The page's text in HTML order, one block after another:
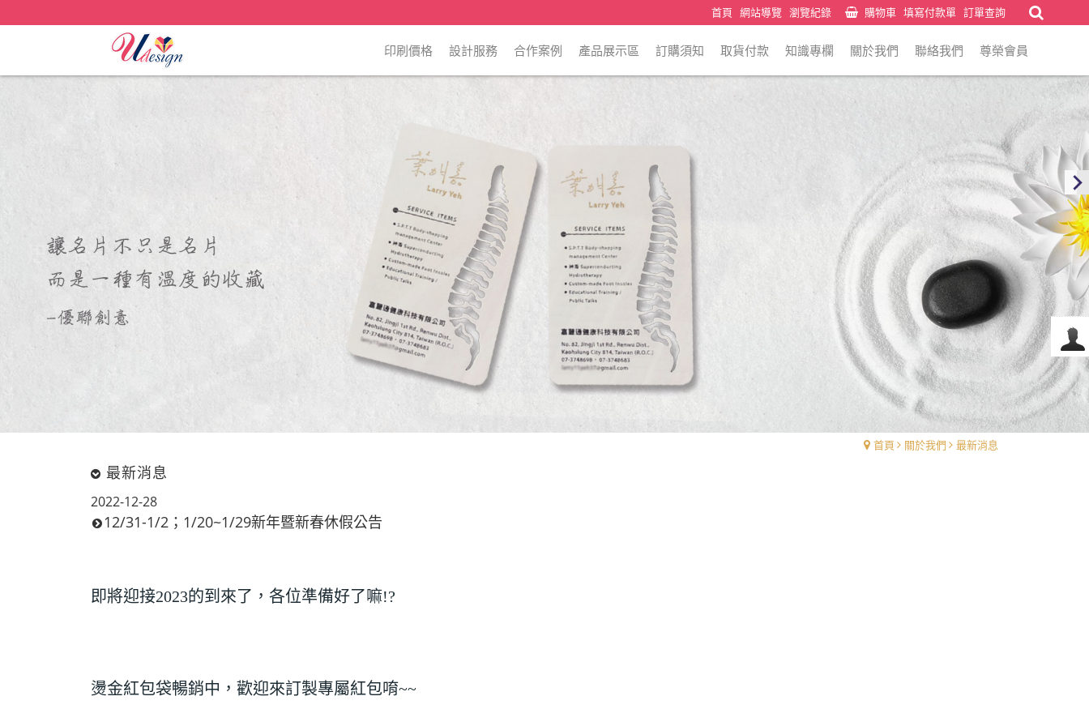
首頁 網站導覽 瀏覽紀錄 購物車 填寫付款單 訂單查詢
印刷價格 設計服務 合作案例 產品展示區 訂購須知 取貨付款 知識專欄 關於我們 聯絡我們 尊榮會員
首頁 關於我們 最新消息
最新消息
2022-12-28
12/31-1/2；1/20~1/29新年暨新春休假公告
即將迎接2023的到來了，各位準備好了嘛!?
燙金紅包袋暢銷中，歡迎來訂製專屬紅包唷~~